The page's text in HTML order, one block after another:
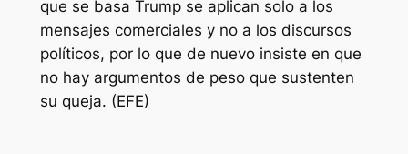
que se basa Trump se aplican solo a los
mensajes comerciales y no a los discursos
políticos, por lo que de nuevo insiste en que
no hay argumentos de peso que sustenten
su queja. (EFE)